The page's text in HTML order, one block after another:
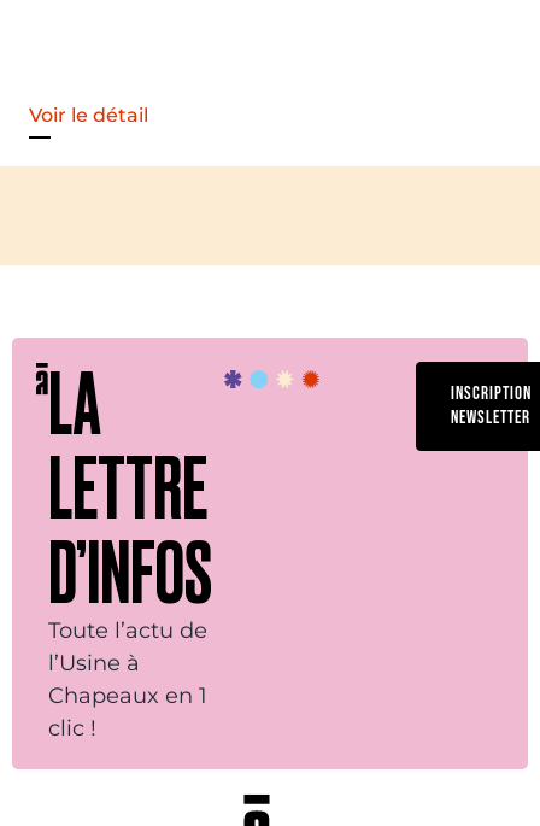
Voir le détail
LA
LETTRE
D’INFOS
Toute l’actu de
l’Usine à
Chapeaux en 1
clic !
INSCRIPTION
NEWSLETTER